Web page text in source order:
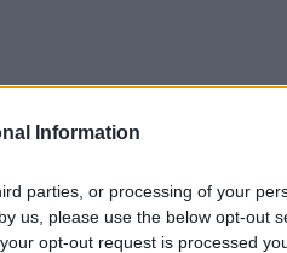
Information
parties, or processing of your
us, please use the below opt-out
opt-out request is processed
(29/12) και
και ΔΕ
του
της